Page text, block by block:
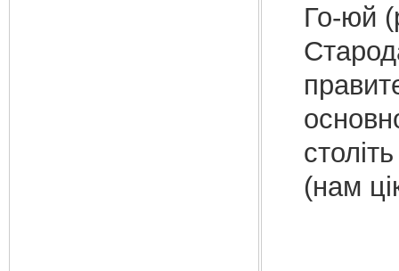
Го-юй
(нам